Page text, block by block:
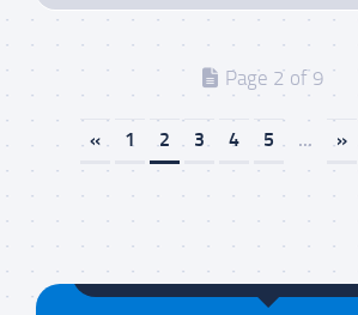
Page 2 of 9
« 1 2 3 4 5 ... »
Maison da Silva